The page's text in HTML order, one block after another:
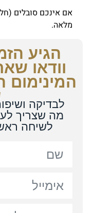
אם אינכם סובלים
מלאה.
הגיע
וודאו
המינימום
לבדיקה
מה שצריך
לשיחה